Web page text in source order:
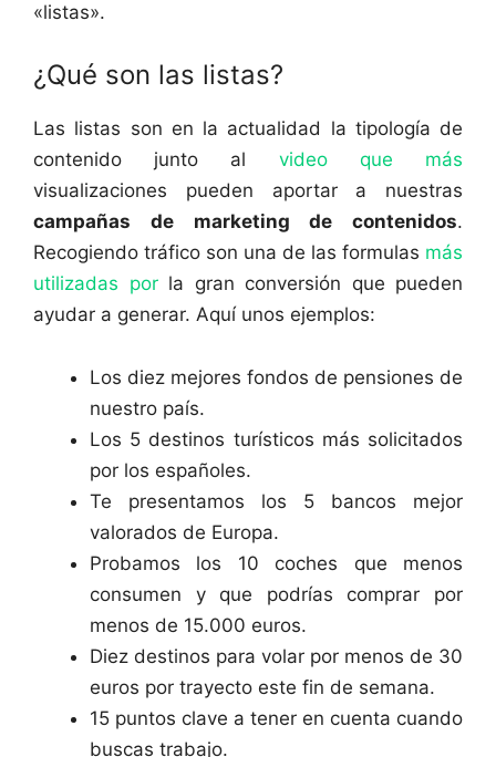
«listas».
¿Qué son las listas?
Las listas son en la actualidad la tipología de
contenido junto al video que más
visualizaciones pueden aportar a nuestras
campañas de marketing de contenidos.
Recogiendo tráfico son una de las formulas más
utilizadas porla gran conversión que pueden
ayudar a generar. Aquí unos ejemplos:
Los diez mejores fondos de pensiones de
nuestro país.
Los 5 destinos turísticos más solicitados
por los españoles.
Te presentamos los 5 bancos mejor
valorados de Europa.
Probamos los 10 coches que menos
consumen y que podrías comprar por
menos de 15.000 euros.
Diez destinos para volar por menos de 30
euros por trayecto este fin de semana.
15 puntos clave a tener en cuenta cuando
buscas trabajo.